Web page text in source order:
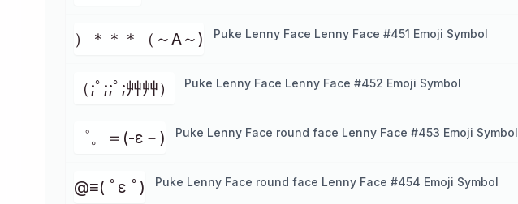
）＊＊＊（～A～) Puke Lenny Face Lenny Face #451 Emoji Symbol
（;ﾟ;;ﾟ;艸艸） Puke Lenny Face Lenny Face #452 Emoji Symbol
゜。＝(-ε－) Puke Lenny Face round face Lenny Face #453 Emoji Symbol
@≡( ﾟε ﾟ) Puke Lenny Face round face Lenny Face #454 Emoji Symbol